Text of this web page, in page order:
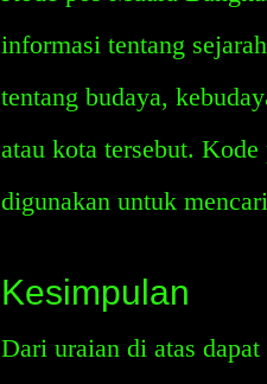
informasi tentang
tentang budaya,
atau kota tersebut.
digunakan untuk
Kesimpulan
Dari uraian di atas